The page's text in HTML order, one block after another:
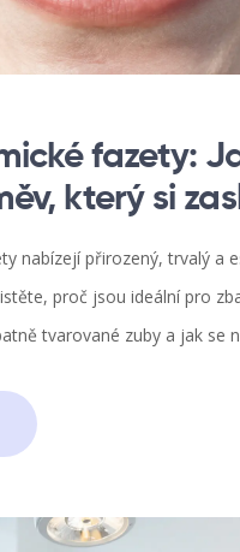
fazety:
který si
nabízejí přirozený, trvalý a
proč jsou ideální pro
tvarované zuby a jak se